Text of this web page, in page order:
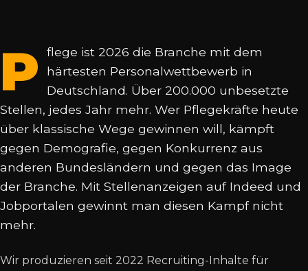
P
flege ist 2026 die Branche mit dem
härtesten Personalwettbewerb in
Deutschland. Über 200.000 unbesetzte
Stellen, jedes Jahr mehr. Wer Pflegekräfte heute
über klassische Wege gewinnen will, kämpft
gegen Demografie, gegen Konkurrenz aus
anderen Bundesländern und gegen das Image
der Branche. Mit Stellenanzeigen auf Indeed und
Jobportalen gewinnt man diesen Kampf nicht
mehr.
Wir produzieren seit 2022 Recruiting-Inhalte für